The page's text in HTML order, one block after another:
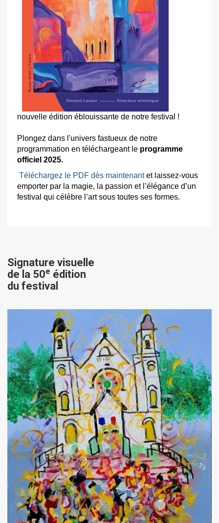
nouvelle édition éblouissante de notre festival !
Plongez dans l'univers fastueux de notre
programmation en téléchargeant le programme
officiel 2025.
Téléchargez le PDF dès maintenant et laissez-vous
emporter par la magie, la passion et l’élégance d’un
festival qui célèbre l’art sous toutes ses formes.
Signature visuelle
de la 50e édition
du festival